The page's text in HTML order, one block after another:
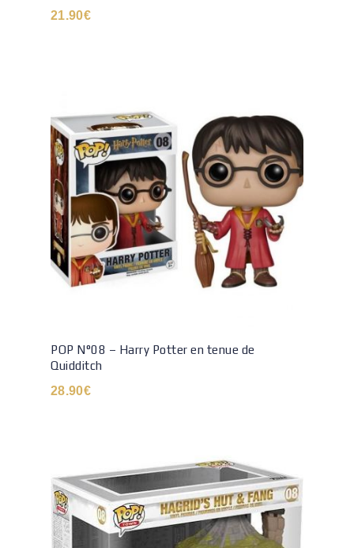
21.90€
POP N°08 – Harry Potter en tenue de
Quidditch
28.90€